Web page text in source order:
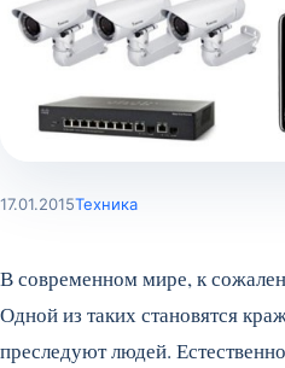
17.01.2015Техника
В современном мире, к
Одной из таких становятся
преследуют людей.